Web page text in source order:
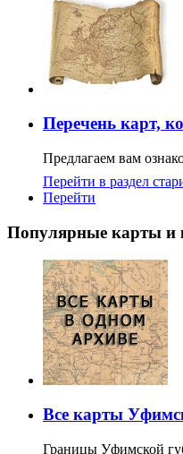
Перечень карт,
Предлагаем вам
Перейти в раздел
Перейти
Популярные карты и
Все карты
Границы Уфимской